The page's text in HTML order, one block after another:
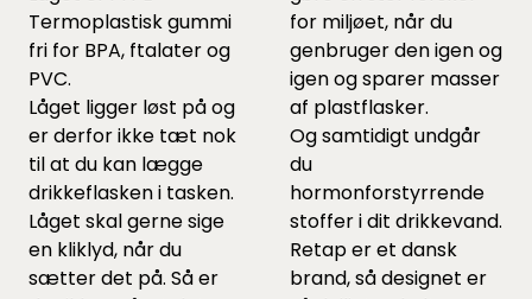
Termoplastisk gummi
fri for BPA, ftalater og
PVC.
Låget ligger løst på og
er derfor ikke tæt nok
til at du kan lægge
drikkeflasken i tasken.
Låget skal gerne sige
en kliklyd, når du
sætter det på. Så er
for miljøet, når du
genbruger den igen og
igen og sparer masser
af plastflasker.
Og samtidigt undgår
du
hormonforstyrrende
stoffer i dit drikkevand.
Retap er et dansk
brand, så designet er